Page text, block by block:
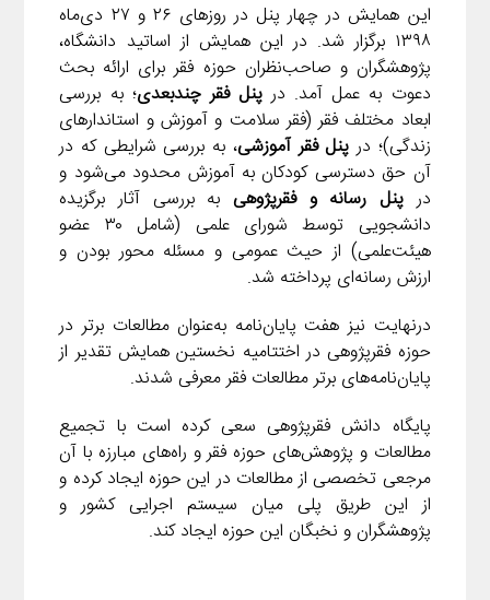
این همایش در چهار پنل در روزهای ۲۶ و ۲۷ دی‌ماه
۱۳۹۸ برگزار شد. در این همایش از اساتید دانشگاه،
پژوهشگران و صاحب‌نظران حوزه فقر برای ارائه بحث
دعوت به عمل آمد. درپنل فقر چندبعدی؛ به بررسی
ابعاد مختلف فقر (فقر سلامت و آموزش و استاندارهای
زندگی)؛ در پنل فقر آموزشی، به بررسی شرایطی که در
آن حق دسترسی کودکان به آموزش محدود می‌شود و
درپنل رسانه و فقرپژوهی به بررسی آثار برگزیده
دانشجویی توسط شورای علمی (شامل ۳۰ عضو
هیئت‌علمی) از حیث عمومی و مسئله محور بودن و
ارزش رسانه‌ای پرداخته شد.
درنهایت نیز هفت پایان‌نامه به‌عنوان مطالعات برتر در
حوزه فقرپژوهی در اختتامیه نخستین همایش تقدیر از
پایان‌نامه‌های برتر مطالعات فقر معرفی شدند.
پایگاه دانش فقرپژوهی سعی کرده است با تجمیع
مطالعات و پژوهش‌های حوزه فقر و راه‌های مبارزه با آن
مرجعی تخصصی از مطالعات در این حوزه ایجاد کرده و
از این طریق پلی میان سیستم اجرایی کشور و
پژوهشگران و نخبگان این حوزه ایجاد کند.